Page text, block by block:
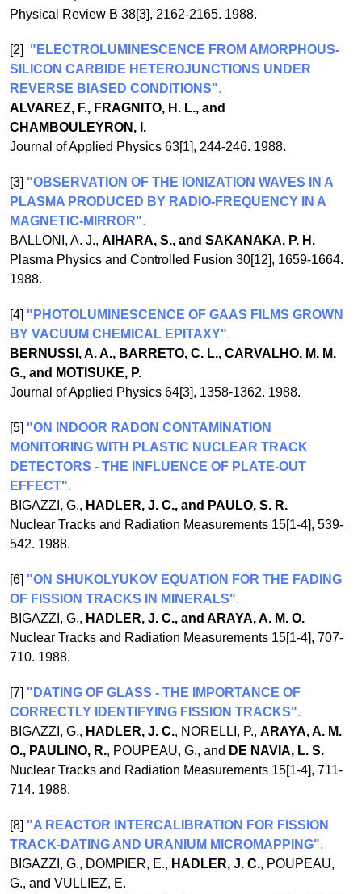
Physical Review B 38[3], 2162-2165. 1988.
[2]
"ELECTROLUMINESCENCE FROM AMORPHOUS-
SILICON CARBIDE HETEROJUNCTIONS UNDER
REVERSE BIASED CONDITIONS".
ALVAREZ, F., FRAGNITO, H. L., and
CHAMBOULEYRON, I.
Journal of Applied Physics 63[1], 244-246. 1988.
[3] "OBSERVATION OF THE IONIZATION WAVES IN A
PLASMA PRODUCED BY RADIO-FREQUENCY IN A
MAGNETIC-MIRROR".
BALLONI, A. J., AIHARA, S., and SAKANAKA, P. H.
Plasma Physics and Controlled Fusion 30[12], 1659-1664.
1988.
[4] "PHOTOLUMINESCENCE OF GAAS FILMS GROWN
BY VACUUM CHEMICAL EPITAXY".
BERNUSSI, A. A., BARRETO, C. L., CARVALHO, M. M.
G., and MOTISUKE, P.
Journal of Applied Physics 64[3], 1358-1362. 1988.
[5] "ON INDOOR RADON CONTAMINATION
MONITORING WITH PLASTIC NUCLEAR TRACK
DETECTORS - THE INFLUENCE OF PLATE-OUT
EFFECT".
BIGAZZI, G., HADLER, J. C., and PAULO, S. R.
Nuclear Tracks and Radiation Measurements 15[1-4], 539-
542. 1988.
[6] "ON SHUKOLYUKOV EQUATION FOR THE FADING
OF FISSION TRACKS IN MINERALS".
BIGAZZI, G., HADLER, J. C., and ARAYA, A. M. O.
Nuclear Tracks and Radiation Measurements 15[1-4], 707-
710. 1988.
[7] "DATING OF GLASS - THE IMPORTANCE OF
CORRECTLY IDENTIFYING FISSION TRACKS".
BIGAZZI, G., HADLER, J. C., NORELLI, P., ARAYA, A. M.
O., PAULINO, R., POUPEAU, G., and DE NAVIA, L. S.
Nuclear Tracks and Radiation Measurements 15[1-4], 711-
714. 1988.
[8] "A REACTOR INTERCALIBRATION FOR FISSION
TRACK-DATING AND URANIUM MICROMAPPING".
BIGAZZI, G., DOMPIER, E., HADLER, J. C., POUPEAU,
G., and VULLIEZ, E.